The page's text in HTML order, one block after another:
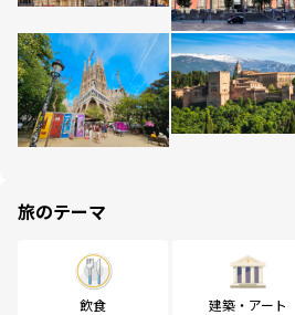
旅のテーマ
飲食 建築・アート